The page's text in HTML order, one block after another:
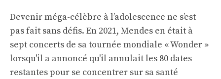
Devenir méga-célèbre à l’adolescence ne s’est
pas fait sans défis. En 2021, Mendes en était à
sept concerts de sa tournée mondiale « Wonder »
lorsqu'il a annoncé qu'il annulait les 80 dates
restantes pour se concentrer sur sa santé